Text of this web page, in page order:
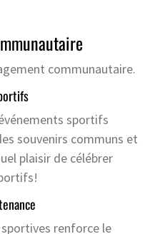
communautaire.
sportifs
souvenirs communs et
plaisir de célébrer
renforce le